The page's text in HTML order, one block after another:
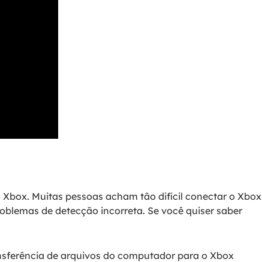
Muitas pessoas acham tão difícil conectar o Xbox
de detecção incorreta. Se você quiser saber
de arquivos do computador para o Xbox